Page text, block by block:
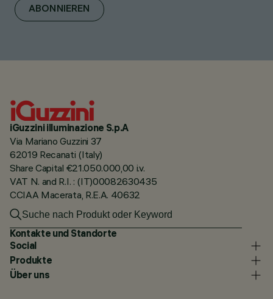
ABONNIEREN
iGuzzini illuminazione S.p.A
Via Mariano Guzzini 37
62019 Recanati (Italy)
Share Capital €21.050.000,00 i.v.
VAT N. and R.I. : (IT)00082630435
CCIAA Macerata, R.E.A. 40632
Kontakte und Standorte
Social
Produkte
Über uns